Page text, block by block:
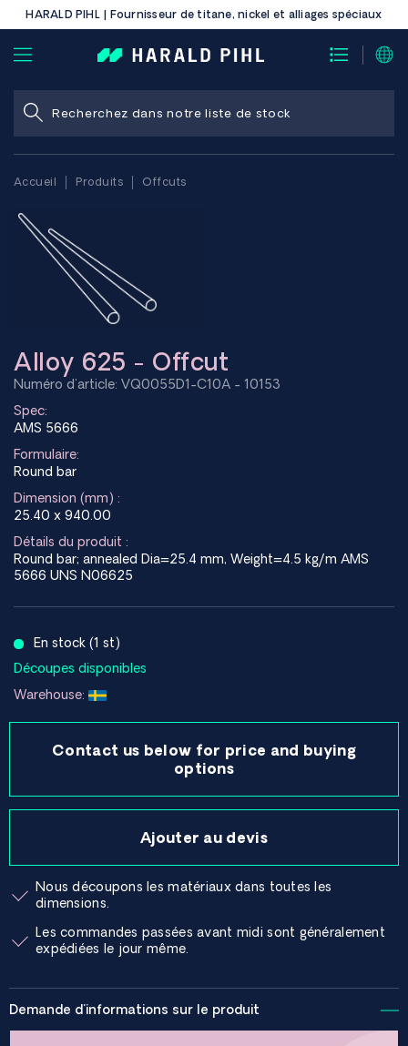
HARALD PIHL | Fournisseur de titane, nickel et alliages spéciaux
Accueil Produits Offcuts
Alloy 625 - Offcut
Numéro d'article: VQ0055D1-C10A - 10153
Spec:
AMS 5666
Formulaire:
Round bar
Dimension (mm) :
25.40 x 940.00
Détails du produit :
Round bar; annealed Dia=25.4 mm, Weight=4.5 kg/m AMS
5666 UNS N06625
En stock (1 st)
Découpes disponibles
Warehouse:
Contact us below for price and buying
options
Ajouter au devis
Nous découpons les matériaux dans toutes les
dimensions.
Les commandes passées avant midi sont généralement
expédiées le jour même.
Demande d'informations sur le produit